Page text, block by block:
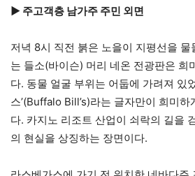
▶ 주고객층 남가주 주민 외면
저녁 8시 직전 붉은 노을이 지평선을 물
는 들소(바이슨) 머리 네온 전광판은 희
다. 동물 얼굴 부위는 어둡에 가려져 있
스’(Buffalo Bill’s)라는 글자만이 희미
다. 카지노 리조트 산업이 쇠락의 길을
의 현실을 상징하는 장면이다.